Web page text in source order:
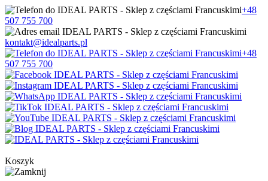
+48
507 755 700
kontakt@idealparts.pl
+48
507 755 700
Koszyk